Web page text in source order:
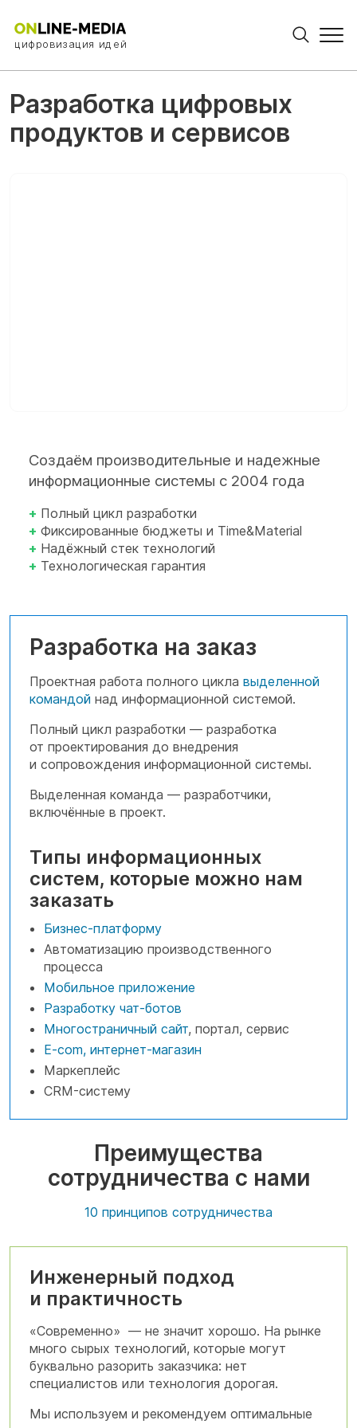
цифровизация идей
Разработка цифровых
продуктов и сервисов
Создаём производительные и надежные
информационные системы с 2004 года
+ Полный цикл разработки
+ Фиксированные бюджеты и Time&Material
+ Надёжный стек технологий
+ Технологическая гарантия
Разработка на заказ
Проектная работа полного цикла выделенной
командой над информационной системой.
Полный цикл разработки — разработка
от проектирования до внедрения
и сопровождения информационной системы.
Выделенная команда — разработчики,
включённые в проект.
Типы информационных
систем, которые можно нам
заказать
Бизнес-платформу
Автоматизацию производственного
процесса
Мобильное приложение
Разработку чат-ботов
Многостраничный сайт, портал, сервис
E-com, интернет-магазин
Маркеплейс
CRM-систему
Преимущества
сотрудничества с нами
10 принципов сотрудничества
Инженерный подход
и практичность
«Современно» — не значит хорошо. На рынке
много сырых технологий, которые могут
буквально разорить заказчика: нет
специалистов или технология дорогая.
Мы используем и рекомендуем оптимальные